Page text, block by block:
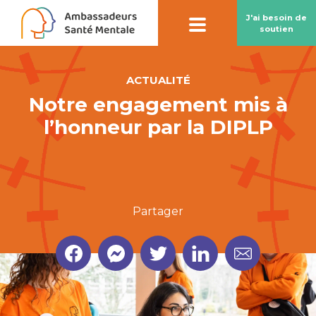
J'ai besoin de
soutien
ACTUALITÉ
Notre engagement mis à
l’honneur par la DIPLP
Partager
Contact parchatbot
Notre chatbot peut vous aider à préserver
En savoir plus